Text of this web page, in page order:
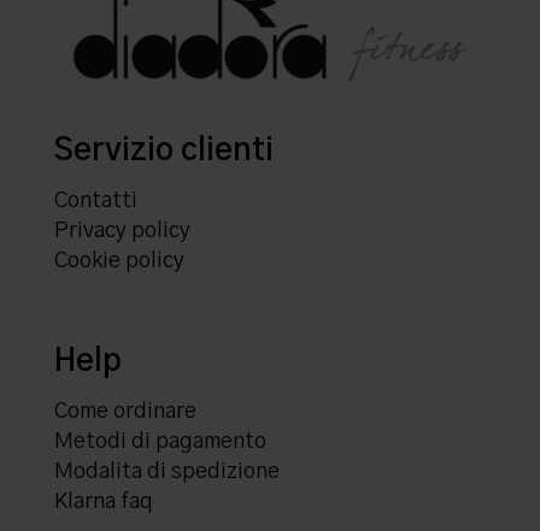
Servizio clienti
Contatti
Privacy policy
Cookie policy
Help
Come ordinare
Metodi di pagamento
Modalita di spedizione
Klarna faq